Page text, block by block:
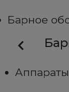
Барное